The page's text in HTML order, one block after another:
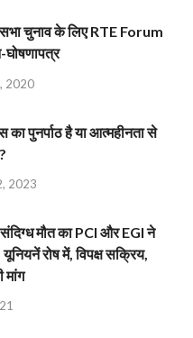
चुनाव के लिए RTE Forum
घोषणापत्र
2020
का पुनर्पाठ है या आत्महीनता से
2023
मौत का PCI और EGI ने
यूनियनें रोष में, विपक्ष सक्रिय,
मांग